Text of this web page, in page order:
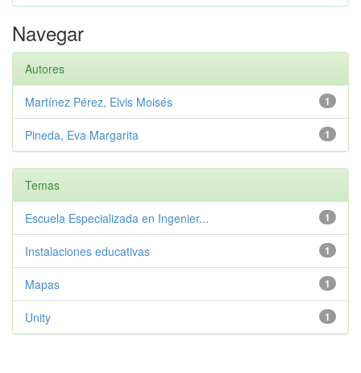
Navegar
Autores
1
Martínez Pérez, Elvis Moisés
1
Pineda, Eva Margarita
Temas
1
Escuela Especializada en Ingenier...
1
Instalaciones educativas
1
Mapas
1
Unity